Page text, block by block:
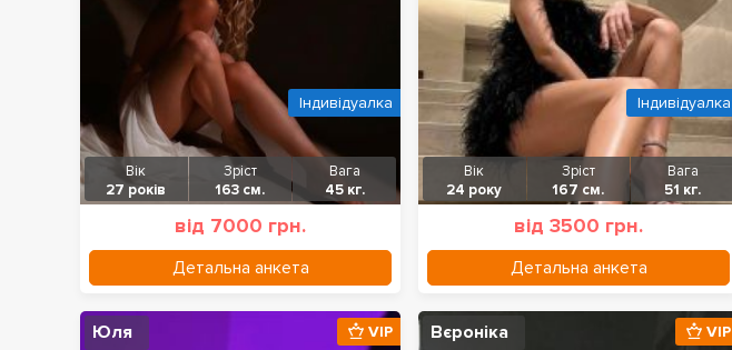
Вік
27 років
Зріст
163 см.
Вага
45 кг.
від 7000 грн.
Детальна анкета
Індивідуалка
Вік
24 року
Зріст
167 см.
Вага
51 кг.
від 3500 грн.
Детальна анкета
Індивідуалка
Юля VIP Вєроніка VIP